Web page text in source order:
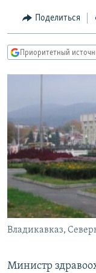
навигации
Вернутся
IDEL.РЕАЛИИ
КАВКАЗ.РЕАЛИИ
РАСПИСАНИЕ
ПОДПИШИТЕСЬ
СОЦИАЛЬНЫЕ СЕТИ
Поделиться
Приоритетный
Владикавказ,
Министр